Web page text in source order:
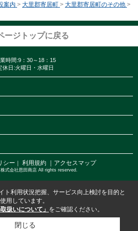
案内 > 大里郡寄居町 > 大里郡寄居町のその他 >
ージトップに戻る
時間:9：30～18：15
休日:火曜日・水曜日
シー ｜ 利用規約 ｜アクセスマップ
式会社恩田商店 All rights reserved.
ト利用状況把握、サービス向上検討を目的と
用しています。
扱いについて」 をご確認ください。
閉じる